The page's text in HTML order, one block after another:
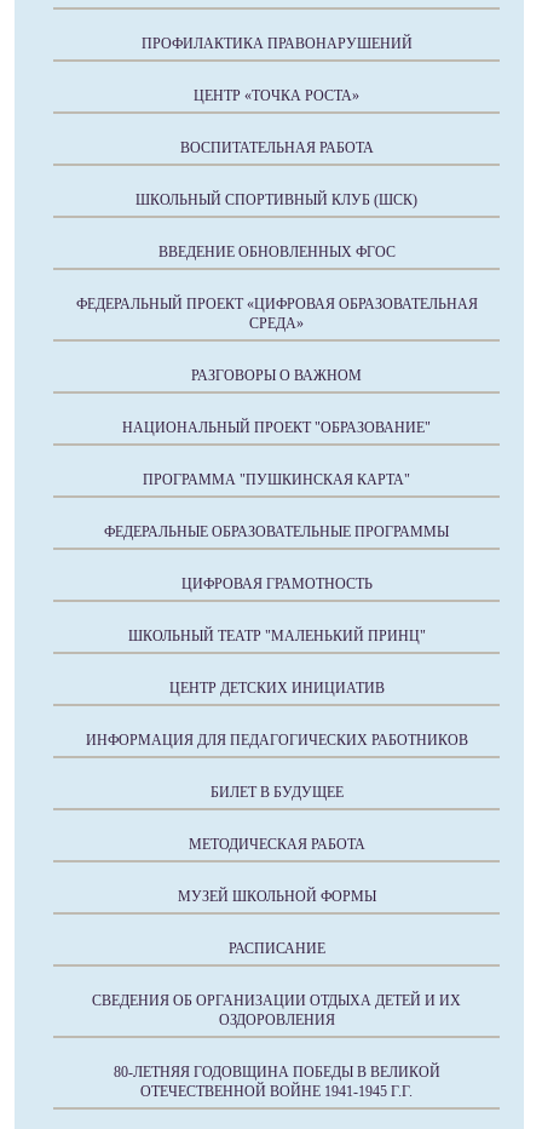
ПРОФИЛАКТИКА ПРАВОНАРУШЕНИЙ
ЦЕНТР «ТОЧКА РОСТА»
ВОСПИТАТЕЛЬНАЯ РАБОТА
ШКОЛЬНЫЙ СПОРТИВНЫЙ КЛУБ (ШСК)
ВВЕДЕНИЕ ОБНОВЛЕННЫХ ФГОС
ФЕДЕРАЛЬНЫЙ ПРОЕКТ «ЦИФРОВАЯ ОБРАЗОВАТЕЛЬНАЯ
СРЕДА»
РАЗГОВОРЫ О ВАЖНОМ
НАЦИОНАЛЬНЫЙ ПРОЕКТ "ОБРАЗОВАНИЕ"
ПРОГРАММА "ПУШКИНСКАЯ КАРТА"
ФЕДЕРАЛЬНЫЕ ОБРАЗОВАТЕЛЬНЫЕ ПРОГРАММЫ
ЦИФРОВАЯ ГРАМОТНОСТЬ
ШКОЛЬНЫЙ ТЕАТР "МАЛЕНЬКИЙ ПРИНЦ"
ЦЕНТР ДЕТСКИХ ИНИЦИАТИВ
ИНФОРМАЦИЯ ДЛЯ ПЕДАГОГИЧЕСКИХ РАБОТНИКОВ
БИЛЕТ В БУДУЩЕЕ
МЕТОДИЧЕСКАЯ РАБОТА
МУЗЕЙ ШКОЛЬНОЙ ФОРМЫ
РАСПИСАНИЕ
СВЕДЕНИЯ ОБ ОРГАНИЗАЦИИ ОТДЫХА ДЕТЕЙ И ИХ
ОЗДОРОВЛЕНИЯ
80-ЛЕТНЯЯ ГОДОВЩИНА ПОБЕДЫ В ВЕЛИКОЙ
ОТЕЧЕСТВЕННОЙ ВОЙНЕ 1941-1945 Г.Г.